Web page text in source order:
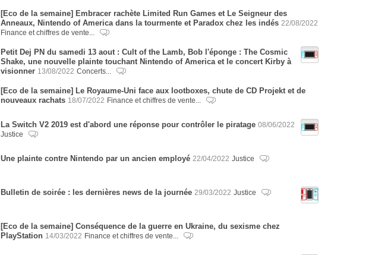
[Eco de la semaine] Embracer rachète Limited Run Games et Le Seigneur des
Anneaux, Nintendo of America dans la tourmente et Paradox chez les indés 22/08/2022
Finance et chiffres de vente...
Petit Dej PN du samedi 13 aout : Cult of the Lamb, Bob l'éponge : The Cosmic
Shake, une nouvelle plainte touchant Nintendo of America et le concert Kirby à
visionner 13/08/2022 Concerts...
[Eco de la semaine] Le Royaume-Uni face aux lootboxes, chute de CD Projekt et de
nouveaux rachats 18/07/2022 Finance et chiffres de vente...
La Switch V2 2019 est d'abord une réponse pour contrôler le piratage 08/06/2022
Justice
Une plainte contre Nintendo par un ancien employé 22/04/2022 Justice
Bulletin de soirée : les dernières news de la journée 29/03/2022 Justice
[Eco de la semaine] Conséquence de la guerre en Ukraine, du sexisme chez
PlayStation 14/03/2022 Finance et chiffres de vente...